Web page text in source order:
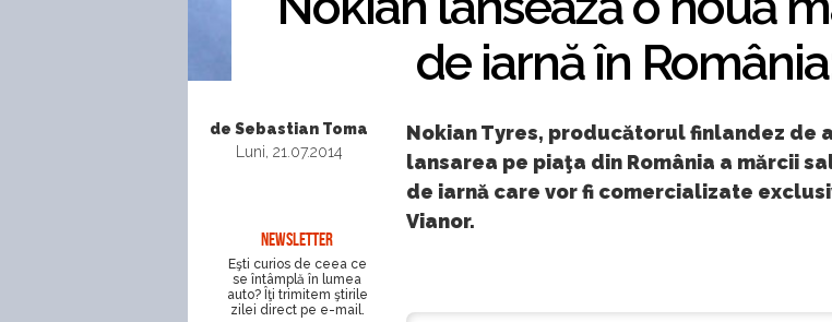
de iarnă în
de Sebastian Toma
Luni, 21.07.2014
NEWSLETTER
Eşti curios de ceea ce
se întâmplă în lumea
auto? Îţi trimitem ştirile
zilei direct pe e-mail.
Nokian Tyres, producătorul finlandez de
lansarea pe piaţa din România a mărcii
de iarnă care vor fi comercializate
Vianor.